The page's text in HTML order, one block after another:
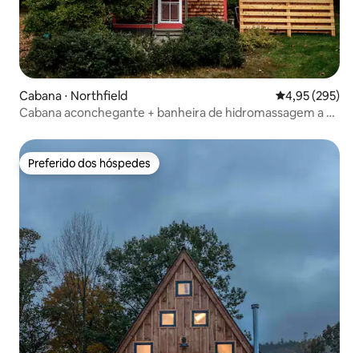
Cabana ⋅ Northfield 4,95 de uma
4,95 (295)
Cabana aconchegante + banheira de hidromassagem a 30
Preferido dos hóspedes
Preferido dos hóspedes